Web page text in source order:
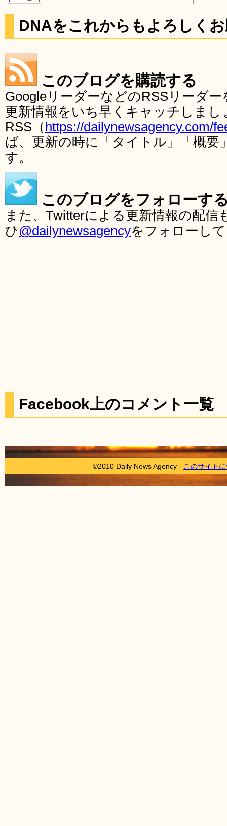
DNAをこれからもよろしく
このブログを購読する
GoogleリーダーなどのRSSリーダ
更新情報をいち早くキャッチしま
RSS（ https://dailynewsagency.com/
ば、更新の時に「タイトル」「概要
す。
このブログをフォローす
また、Twitterによる更新情報の配
ひ@dailynewsagencyをフォローし
Facebook上のコメント一覧
©2010 Daily News Agency - このサイト